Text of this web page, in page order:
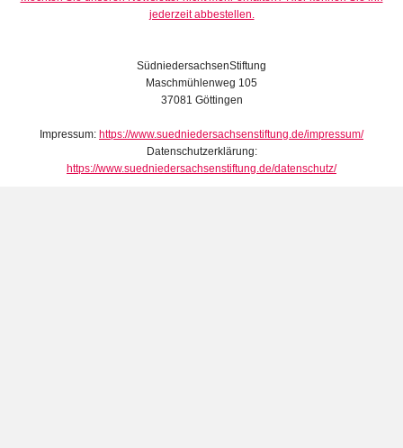
jederzeit abbestellen.
SüdniedersachsenStiftung
Maschmühlenweg 105
37081 Göttingen
Impressum: https://www.suedniedersachsenstiftung.de/impressum/
Datenschutzerklärung:
https://www.suedniedersachsenstiftung.de/datenschutz/